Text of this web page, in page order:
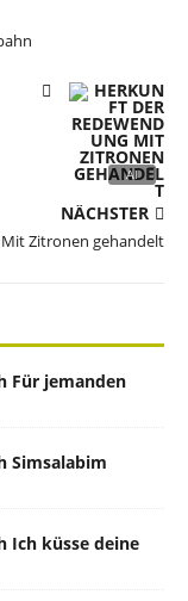
NÄCHSTER
Zitronen gehandelt
Für jemanden
Simsalabim
Ich küsse deine